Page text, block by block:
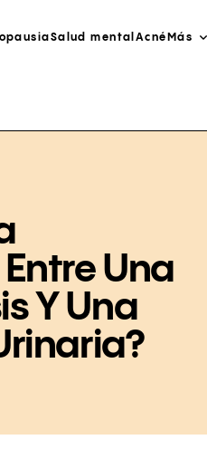
Salud mental Acné Más
Una
Y Una